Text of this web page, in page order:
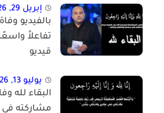
إبريل 29, 2026
بالفيديو
تفاعلاً
قيديو
يوليو 13, 2026
البقاء لله
مشاركته